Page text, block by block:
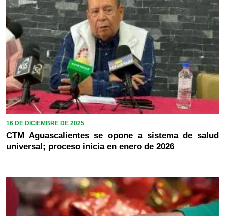
16 DE DICIEMBRE DE 2025
CTM Aguascalientes se opone a sistema de salud
universal; proceso inicia en enero de 2026